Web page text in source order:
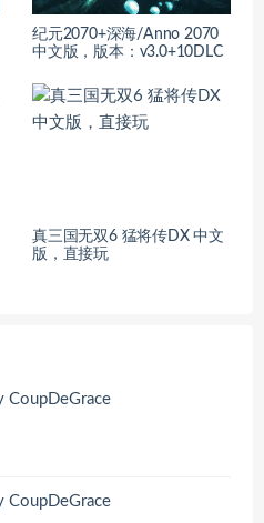
纪元2070+深海/Anno 2070
中文版，版本：v3.0+10DLC
真三国无双6 猛将传DX 中文
版，直接玩
CoupDeGrace
CoupDeGrace